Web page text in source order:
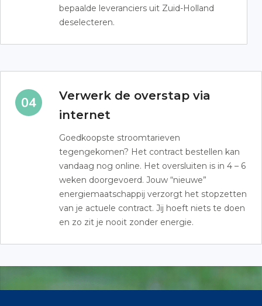
bepaalde leveranciers uit Zuid-Holland
deselecteren.
Verwerk de overstap via
internet
Goedkoopste stroomtarieven
tegengekomen? Het contract bestellen kan
vandaag nog online. Het oversluiten is in 4 – 6
weken doorgevoerd. Jouw “nieuwe”
energiemaatschappij verzorgt het stopzetten
van je actuele contract. Jij hoeft niets te doen
en zo zit je nooit zonder energie.